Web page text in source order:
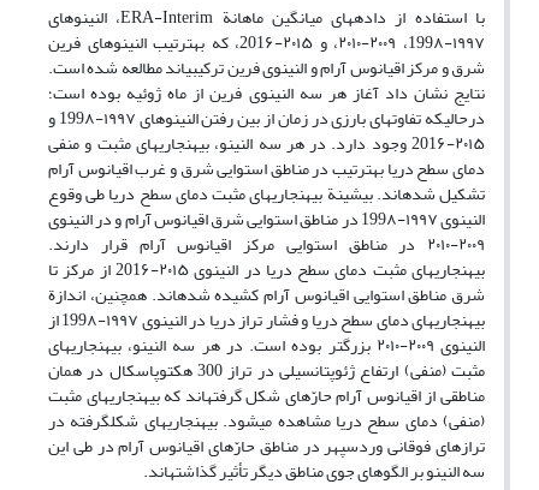
با استفاده از داده‏های میانگین ماهانة ERA-Interim، ال‏نینوهای
۱۹۹۷-199۸، ۲۰۰۹-۲۰۱۰، و ۲۰۱۵-201۶، که به‏ترتیب ال‏نینوهای فرین
شرق و مرکز اقیانوس آرام و النینوی فرین ترکیبی‏اند مطالعه شده است.
نتایج نشان داد آغاز هر سه ال‏نینوی فرین از ماه ژوئیه بوده است؛
درحالی‏که تفاوت‏های بارزی در زمان از بین رفتن ال نینوهای ۱۹۹۷-199۸ و
۲۰۱۵-201۶ وجود دارد. در هر سه ال‏نینو، بی‏هنجاری‏های مثبت و منفی
دمای سطح دریا بهترتیب در مناطق استوایی شرق و غرب اقیانوس آرام
تشکیل شده‏اند. بیشینة بی‏هنجاری‏های مثبت دمای سطح دریا طی وقوع
ال‏نینوی ۱۹۹۷-199۸ در مناطق استوایی شرق اقیانوس آرام و در ال‏نینوی
۲۰۰۹-۲۰۱۰ در مناطق استوایی مرکز اقیانوس آرام قرار دارند.
بیهنجاری های مثبت دمای سطح دریا در ال‏نینوی ۲۰۱۵-201۶ از مرکز تا
شرق مناطق استوایی اقیانوس آرام کشیده شدهاند. همچنین، اندازة
بی‏هنجاری‏های دمای سطح دریا و فشار تراز دریا در ال‏نینوی ۱۹۹۷-199۸ از
ال‏نینوی ۲۰۰۹-۲۰۱۰ بزرگ‏تر بوده است. در هر سه ال‏‏نینو، بی‏هنجاری های
مثبت (منفی) ارتفاع ژئوپتانسیلی در تراز 300 هکتوپاسکال در همان
مناطقی از اقیانوس آرام حارّهای شکل گرفتهاند که بی‏هنجاریهای مثبت
(منفی) دمای سطح دریا مشاهده میشود. بیهنجاریهای شکلگرفته در
ترازهای فوقانی وردسپهر در مناطق حارّهای اقیانوس آرام در طی این
سه النینو بر الگوهای جوی مناطق دیگر تأثیر گذاشته‏اند.